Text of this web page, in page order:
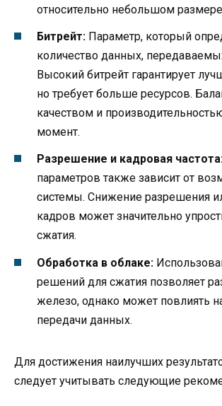
относительно небольшом
Битрейт: Параметр, который
количество данных,
Высокий битрейт гарантирует
но требует больше ресурсов.
качеством и
момент.
Разрешение и кадровая
параметров также зависит от
системы. Снижение разрешения
кадров может значительно
сжатия.
Обработка в облаке:
решений для сжатия позволяет
железо, однако может повлиять
передачи данных.
Для достижения наилучших
следует учитывать следующие